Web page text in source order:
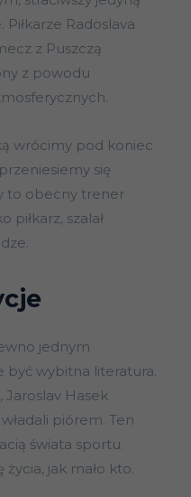
Radoslava
z Puszczą
z powodu
wrócimy pod koniec
się
to obecny trener
piłkarz, szalał
jednym
być wybitna literatura.
Jaroslav Hasek
piórem. Ten
świata sportu.
życia, jak mało kto.